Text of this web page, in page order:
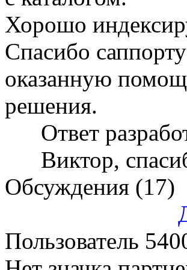
Хорошо
Спасибо
оказанную
решения.
Ответ
Виктор,
Обсуждения (17)
Пользователь